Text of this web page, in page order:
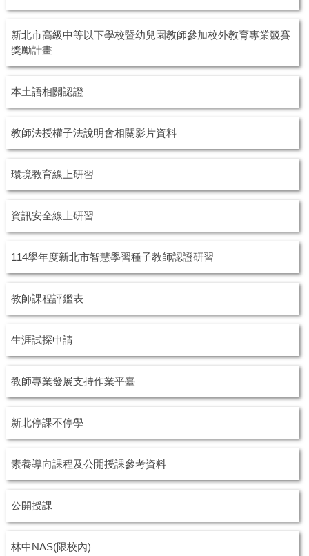
新北市高級中等以下學校暨幼兒園教師參加校外教育專業競賽
獎勵計畫
本土語相關認證
教師法授權子法說明會相關影片資料
環境教育線上研習
資訊安全線上研習
114學年度新北市智慧學習種子教師認證研習
教師課程評鑑表
生涯試探申請
教師專業發展支持作業平臺
新北停課不停學
素養導向課程及公開授課參考資料
公開授課
林中NAS(限校內)